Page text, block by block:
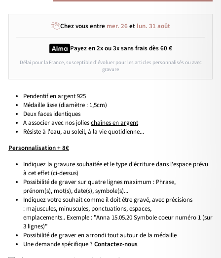
Chez vous entre mer. 26et lun. 31 août
Payez en 2x ou 3xsans fraisdès 60 €
Délai pour la France, susceptible d'évoluer pour les articles personnalisés ou avec
gravure
Pendentif en argent 925
Médaille lisse (diamètre : 1,5cm)
Deux faces identiques
A associer avec nos jolieschaînes en argent
Résiste à l'eau, au soleil, à la vie quotidienne...
Personnalisation + 8€
Indiquez la gravure souhaitée et le type d'écriture dans l'espace prévu
à cet effet (ci-dessus)
Possibilité de graver sur quatre lignes maximum : Phrase,
prénom(s), mot(s), date(s), symbole(s)...
Indiquez votre souhait comme il doit être gravé, avec précisions
: majuscules, minuscules, ponctuations, espaces,
emplacements.. Exemple : "Anna 15.05.20 Symbole coeur numéro 1 (sur
3 lignes)"
Possibilité de graver en arrondi tout autour de la médaille
Une demande spécifique ? Contactez-nous